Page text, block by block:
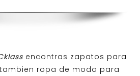
encontras zapatos para
ropa de moda para